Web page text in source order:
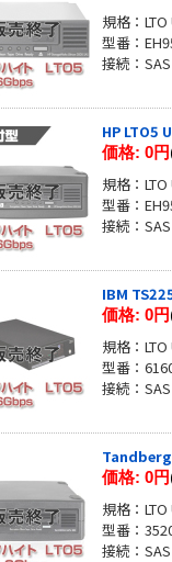
規格：
型番：
接続：SAS
HP LTO5
価格: 0円
規格：
型番：
接続：SAS
IBM
価格: 0円
規格：
型番：
接続：SAS
Tandberg
価格: 0円
規格：
型番：
接続：SAS